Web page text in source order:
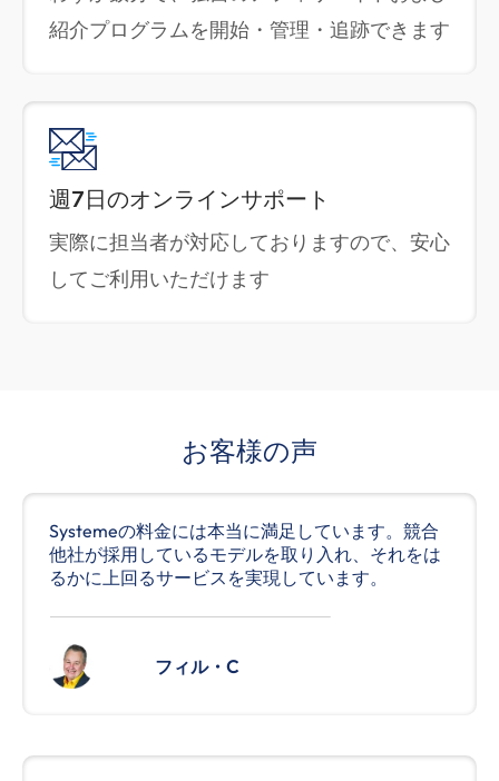
紹介プログラムを開始・管理・追跡できます
週7日のオンラインサポート
実際に担当者が対応しておりますので、安心
してご利用いただけます
お客様の声
Systemeの料金には本当に満足しています。競合
他社が採用しているモデルを取り入れ、それをは
るかに上回るサービスを実現しています。
フィル・C